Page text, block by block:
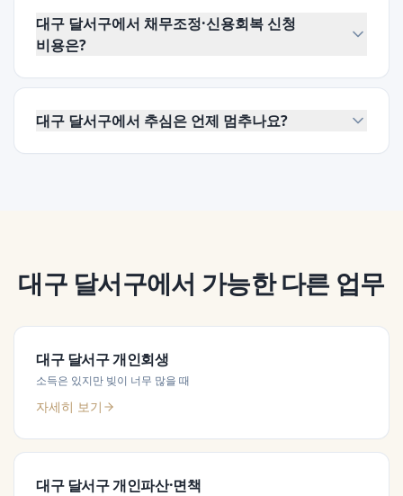
대구 달서구에서 채무조정·신용회복 신청
비용은?
대구 달서구에서 추심은 언제 멈추나요?
대구 달서구에서 가능한 다른 업무
대구 달서구개인회생
소득은 있지만 빚이 너무 많을 때
자세히 보기
대구 달서구개인파산·면책